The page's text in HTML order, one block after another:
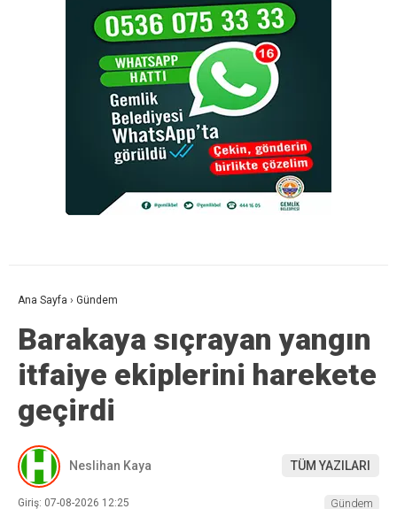
Ana Sayfa › Gündem
Barakaya sıçrayan yangın
itfaiye ekiplerini harekete
geçirdi
Neslihan Kaya TÜM YAZILARI
Giriş: 07-08-2026 12:25 Gündem